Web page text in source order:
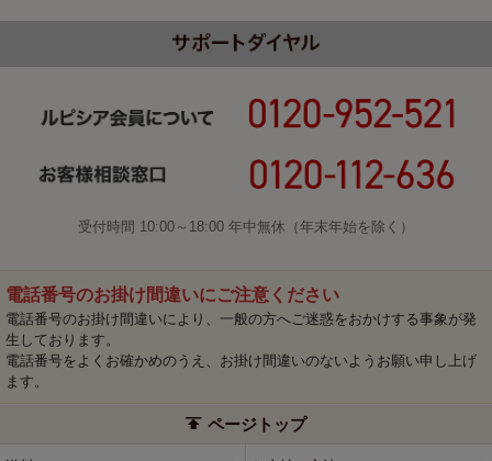
受付時間 10:00～18:00 年中無休（年末年始を除く）
電話番号のお掛け間違いにご注意ください
電話番号のお掛け間違いにより、一般の方へご迷惑をおかけする事象が発
生しております。
電話番号をよくお確かめのうえ、お掛け間違いのないようお願い申し上げ
ます。
ページトップ